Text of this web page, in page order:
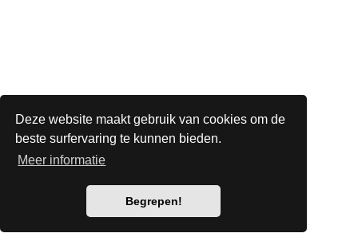
Deze website maakt gebruik van cookies om de
beste surfervaring te kunnen bieden.
Meer informatie
Begrepen!